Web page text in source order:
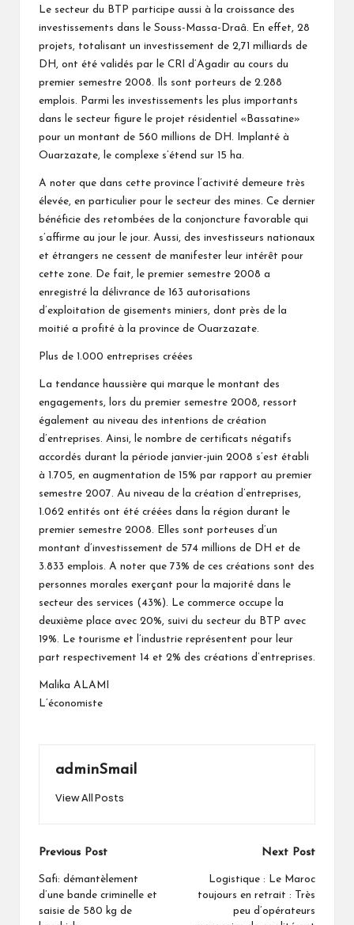
Le secteur du BTP participe aussi à la croissance des
investissements dans le Souss-Massa-Draâ. En effet, 28
projets, totalisant un investissement de 2,71 milliards de
DH, ont été validés par le CRI d’Agadir au cours du
premier semestre 2008. Ils sont porteurs de 2.288
emplois. Parmi les investissements les plus importants
dans le secteur figure le projet résidentiel «Bassatine»
pour un montant de 560 millions de DH. Implanté à
Ouarzazate, le complexe s’étend sur 15 ha.
A noter que dans cette province l’activité demeure très
élevée, en particulier pour le secteur des mines. Ce dernier
bénéficie des retombées de la conjoncture favorable qui
s’affirme au jour le jour. Aussi, des investisseurs nationaux
et étrangers ne cessent de manifester leur intérêt pour
cette zone. De fait, le premier semestre 2008 a
enregistré la délivrance de 163 autorisations
d’exploitation de gisements miniers, dont près de la
moitié a profité à la province de Ouarzazate.
Plus de 1.000 entreprises créées
La tendance haussière qui marque le montant des
engagements, lors du premier semestre 2008, ressort
également au niveau des intentions de création
d’entreprises. Ainsi, le nombre de certificats négatifs
accordés durant la période janvier-juin 2008 s’est établi
à 1.705, en augmentation de 15% par rapport au premier
semestre 2007. Au niveau de la création d’entreprises,
1.062 entités ont été créées dans la région durant le
premier semestre 2008. Elles sont porteuses d’un
montant d’investissement de 574 millions de DH et de
3.833 emplois. A noter que 73% de ces créations sont des
personnes morales exerçant pour la majorité dans le
secteur des services (43%). Le commerce occupe la
deuxième place avec 20%, suivi du secteur du BTP avec
19%. Le tourisme et l’industrie représentent pour leur
part respectivement 14 et 2% des créations d’entreprises.
Malika ALAMI
L’économiste
adminSmail
View All Posts
Post
navigation
Previous Post
Safi: démantèlement
d’une bande criminelle et
saisie de 580 kg de
Next Post
Logistique : Le Maroc
toujours en retrait : Très
peu d’opérateurs